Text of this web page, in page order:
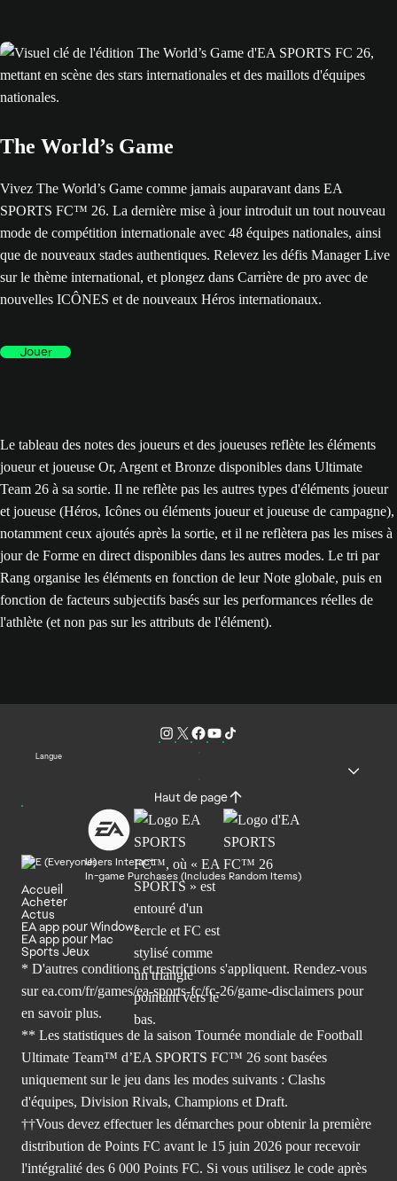
The World’s Game
Vivez The World’s Game comme jamais auparavant dans EA
SPORTS FC™ 26. La dernière mise à jour introduit un tout nouveau
mode de compétition internationale avec 48 équipes nationales, ainsi
que de nouveaux stades authentiques. Relevez les défis Manager Live
sur le thème international, et plongez dans Carrière de pro avec de
nouvelles ICÔNES et de nouveaux Héros internationaux.
Jouer
Le tableau des notes des joueurs et des joueuses reflète les éléments
joueur et joueuse Or, Argent et Bronze disponibles dans Ultimate
Team 26 à sa sortie. Il ne reflète pas les autres types d'éléments joueur
et joueuse (Héros, Icônes ou éléments joueur et joueuse de campagne),
notamment ceux ajoutés après la sortie, et il ne reflètera pas les mises à
jour de Forme en direct disponibles dans les autres modes. Le tri par
Rang organise les éléments en fonction de leur Note globale, puis en
fonction de facteurs subjectifs basés sur les performances réelles de
l'athlète (et non pas sur les attributs de l'élément).
Langue
Haut de page
Users Interact
In-game Purchases (Includes Random Items)
Accueil
Acheter
Actus
EA app pour Windows
EA app pour Mac
Sports Jeux
* D'autres conditions et restrictions s'appliquent. Rendez-vous
sur ea.com/fr/games/ea-sports-fc/fc-26/game-disclaimers pour
en savoir plus.
** Les statistiques de la saison Tournée mondiale de Football
Ultimate Team™ d’EA SPORTS FC™ 26 sont basées
uniquement sur le jeu dans les modes suivants : Clashs
d'équipes, Division Rivals, Champions et Draft.
††Vous devez effectuer les démarches pour obtenir la première
distribution de Points FC avant le 15 juin 2026 pour recevoir
l'intégralité des 6 000 Points FC. Si vous utilisez le code après